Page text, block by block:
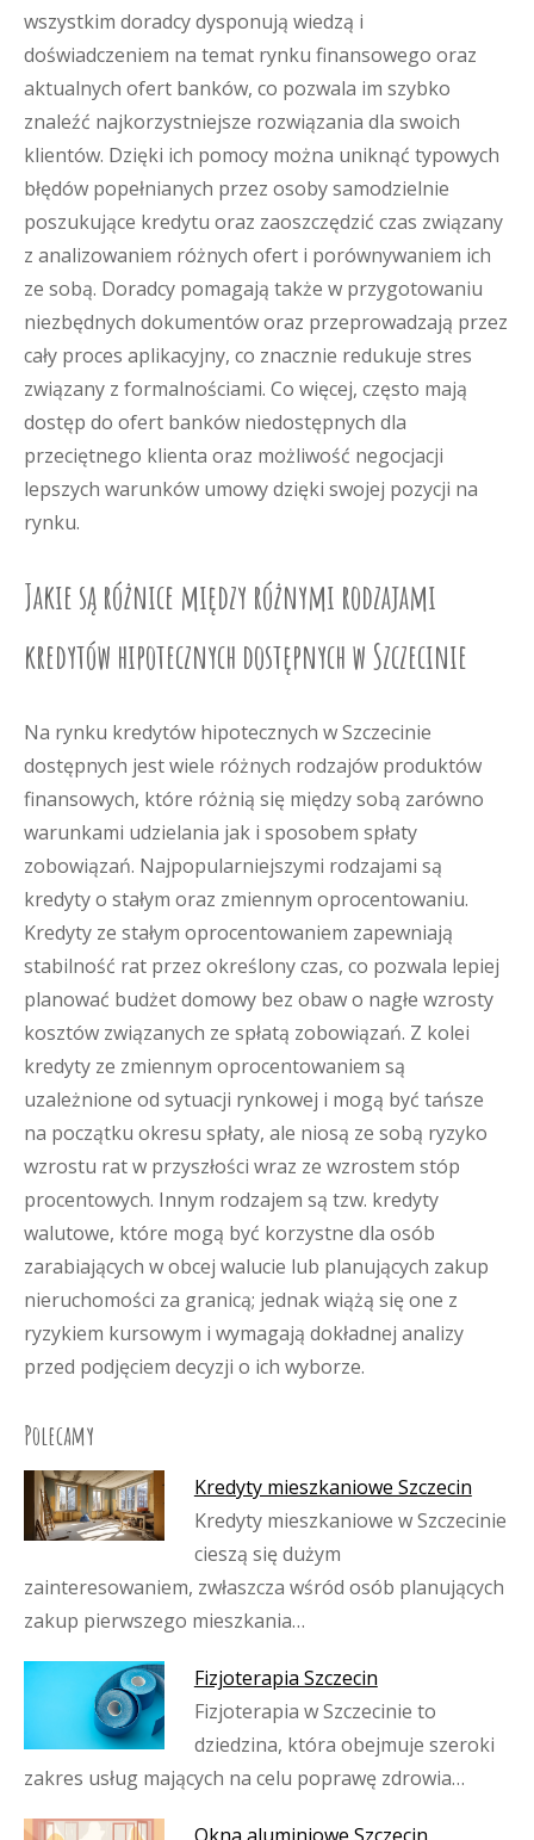
wszystkim doradcy dysponują wiedzą i
doświadczeniem na temat rynku finansowego oraz
aktualnych ofert banków, co pozwala im szybko
znaleźć najkorzystniejsze rozwiązania dla swoich
klientów. Dzięki ich pomocy można uniknąć typowych
błędów popełnianych przez osoby samodzielnie
poszukujące kredytu oraz zaoszczędzić czas związany
z analizowaniem różnych ofert i porównywaniem ich
ze sobą. Doradcy pomagają także w przygotowaniu
niezbędnych dokumentów oraz przeprowadzają przez
cały proces aplikacyjny, co znacznie redukuje stres
związany z formalnościami. Co więcej, często mają
dostęp do ofert banków niedostępnych dla
przeciętnego klienta oraz możliwość negocjacji
lepszych warunków umowy dzięki swojej pozycji na
rynku.
Jakie są różnice między różnymi rodzajami
kredytów hipotecznych dostępnych w Szczecinie
Na rynku kredytów hipotecznych w Szczecinie
dostępnych jest wiele różnych rodzajów produktów
finansowych, które różnią się między sobą zarówno
warunkami udzielania jak i sposobem spłaty
zobowiązań. Najpopularniejszymi rodzajami są
kredyty o stałym oraz zmiennym oprocentowaniu.
Kredyty ze stałym oprocentowaniem zapewniają
stabilność rat przez określony czas, co pozwala lepiej
planować budżet domowy bez obaw o nagłe wzrosty
kosztów związanych ze spłatą zobowiązań. Z kolei
kredyty ze zmiennym oprocentowaniem są
uzależnione od sytuacji rynkowej i mogą być tańsze
na początku okresu spłaty, ale niosą ze sobą ryzyko
wzrostu rat w przyszłości wraz ze wzrostem stóp
procentowych. Innym rodzajem są tzw. kredyty
walutowe, które mogą być korzystne dla osób
zarabiających w obcej walucie lub planujących zakup
nieruchomości za granicą; jednak wiążą się one z
ryzykiem kursowym i wymagają dokładnej analizy
przed podjęciem decyzji o ich wyborze.
Polecamy
Kredyty mieszkaniowe Szczecin
Kredyty mieszkaniowe w Szczecinie
cieszą się dużym
zainteresowaniem, zwłaszcza wśród osób planujących
zakup pierwszego mieszkania…
Fizjoterapia Szczecin
Fizjoterapia w Szczecinie to
dziedzina, która obejmuje szeroki
zakres usług mających na celu poprawę zdrowia…